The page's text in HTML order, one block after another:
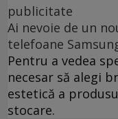
publicitate
Ai nevoie de un
telefoane
Pentru a vedea
necesar să alegi
estetică a
stocare.